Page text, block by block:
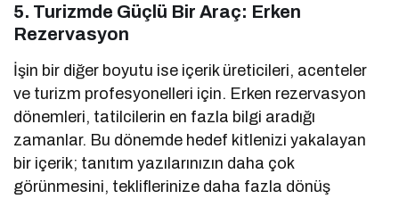
5. Turizmde Güçlü Bir Araç: Erken
Rezervasyon
İşin bir diğer boyutu ise içerik üreticileri, acenteler
ve turizm profesyonelleri için. Erken rezervasyon
dönemleri, tatilcilerin en fazla bilgi aradığı
zamanlar. Bu dönemde hedef kitlenizi yakalayan
bir içerik; tanıtım yazılarınızın daha çok
görünmesini, tekliflerinize daha fazla dönüş